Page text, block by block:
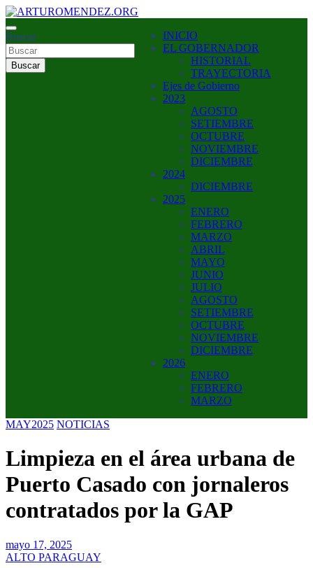
Saltar
al
contenido
ARTUROMENDEZ.ORG
ARTURO MENDEZ GOBERNADOR 2023
Buscar
Buscar
INICIO
EL GOBERNADOR
HISTORIAL
TRAYECTORIA
Ejes de Gobierno
2023
AGOSTO
SETIEMBRE
OCTUBRE
NOVIEMBRE
DICIEMBRE
2024
DICIEMBRE
2025
ENERO
FEBRERO
MARZO
ABRIL
MAYO
JUNIO
JULIO
AGOSTO
SETIEMBRE
OCTUBRE
NOVIEMBRE
DICIEMBRE
2026
ENERO
FEBRERO
MARZO
MAY2025 NOTICIAS
Limpieza en el área urbana de
Puerto Casado con jornaleros
contratados por la GAP
mayo 17, 2025
ALTO PARAGUAY